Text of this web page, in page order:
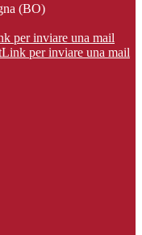
(BO)
per inviare una mail
Link per inviare una mail